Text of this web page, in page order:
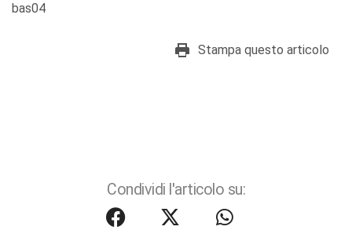
bas04
Stampa questo articolo
Condividi l'articolo su: